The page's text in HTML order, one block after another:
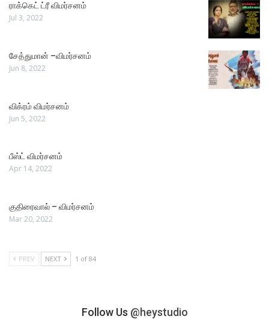
ராக்கெட் ட்ரீ விமர்சனம்
Jul 3, 2022
சேத்துமான் –விமர்சனம்
Jun 8, 2022
விக்ரம் விமர்சனம்
Jun 5, 2022
பீஸ்ட் விமர்சனம்
Apr 14, 2022
குதிரைவால் – விமர்சனம்
Mar 20, 2022
PREV NEXT 1 of 84
Follow Us @heystudio